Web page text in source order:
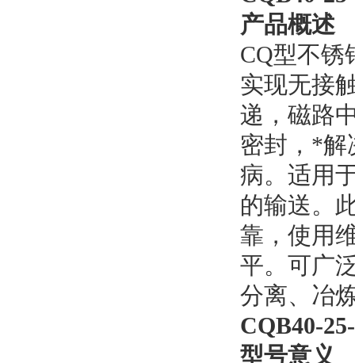
产品概述
CQ型不锈
实现无接
递，磁路
密封，*解
病。适用
的输送。
靠，使用
平。可广
分离、冶
CQB40-
型号意义